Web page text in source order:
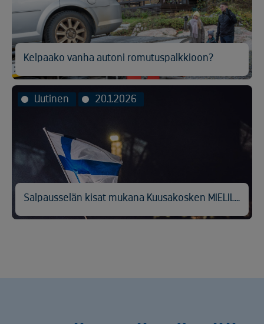
Kelpaako vanha autoni romutuspalkkioon?
Uutinen 20.1.2026
Salpausselän kisat mukana Kuusakosken MIELILAVA-kampanjassa lasten ja nuorten mielenterveyden tukemiseksi